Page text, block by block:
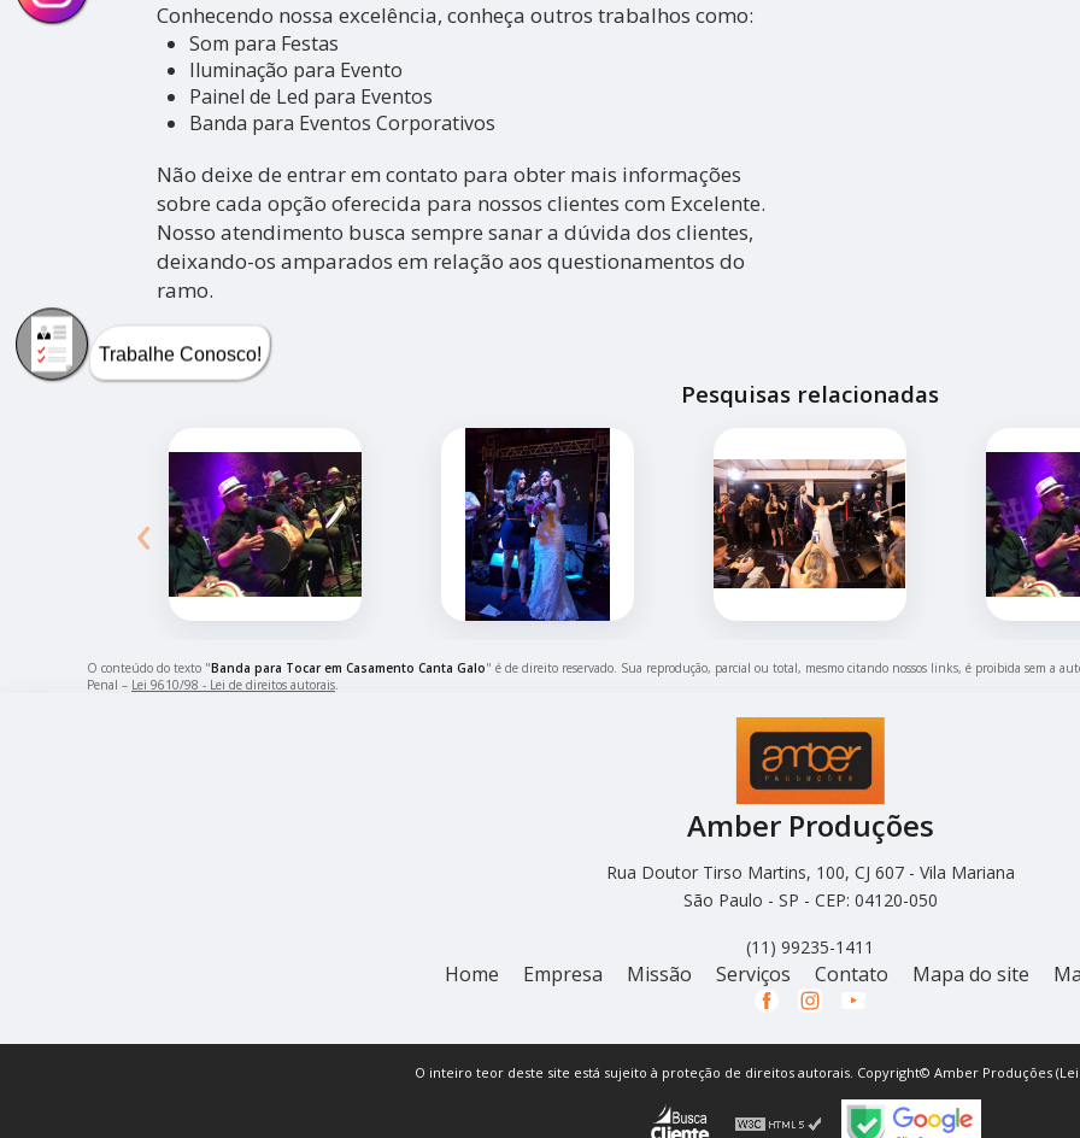
Conhecendo nossa excelência, conheça outros trabalhos como:
Som para Festas
Iluminação para Evento
Painel de Led para Eventos
Banda para Eventos Corporativos
Não deixe de entrar em contato para obter mais informações
sobre cada opção oferecida para nossos clientes com Excelente.
Nosso atendimento busca sempre sanar a dúvida dos clientes,
deixando-os amparados em relação aos questionamentos do
ramo.
Pesquisas relacionadas
‹
O conteúdo do texto "Banda para Tocar em Casamento Canta Galo" é de direito reservado. Sua reprodução, parcial ou total, mesmo citando nossos links, é proibida sem a
Penal – Lei 9610/98 - Lei de direitos autorais.
Amber Produções
Rua Doutor Tirso Martins, 100, CJ 607 - Vila Mariana
São Paulo - SP - CEP: 04120-050
(11) 99235-1411
Home Empresa Missão Serviços Contato Mapa do site
O inteiro teor deste site está sujeito à proteção de direitos autorais. Copyright© Amber Produções (Lei
Trabalhe Conosco!